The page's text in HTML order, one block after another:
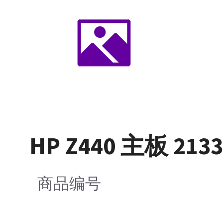
HP Z440 主板
商品编号